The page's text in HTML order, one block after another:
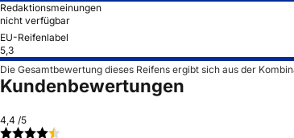
Redaktionsmeinungen
nicht verfügbar
EU-Reifenlabel
5,3
Die Gesamtbewertung dieses Reifens ergibt sich aus der
Kundenbewertungen
4,4 /5